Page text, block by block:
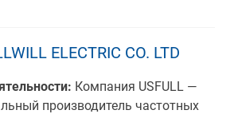
ELECTRIC CO. LTD
Компания USFULL —
производитель частотных